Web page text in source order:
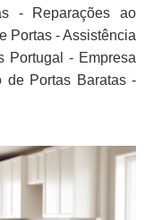
- Reparações ao
Portas - Assistência
Portugal - Empresa
de Portas Baratas -